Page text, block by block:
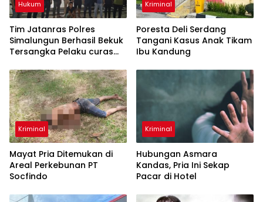
Hukum
Tim Jatanras Polres
Simalungun Berhasil Bekuk
Tersangka Pelaku curas
Kriminal
Poresta Deli Serdang
Tangani Kasus Anak Tikam
Ibu Kandung
Kriminal
Mayat Pria Ditemukan di
Areal Perkebunan PT
Socfindo
Kriminal
Hubungan Asmara
Kandas, Pria Ini Sekap
Pacar di Hotel